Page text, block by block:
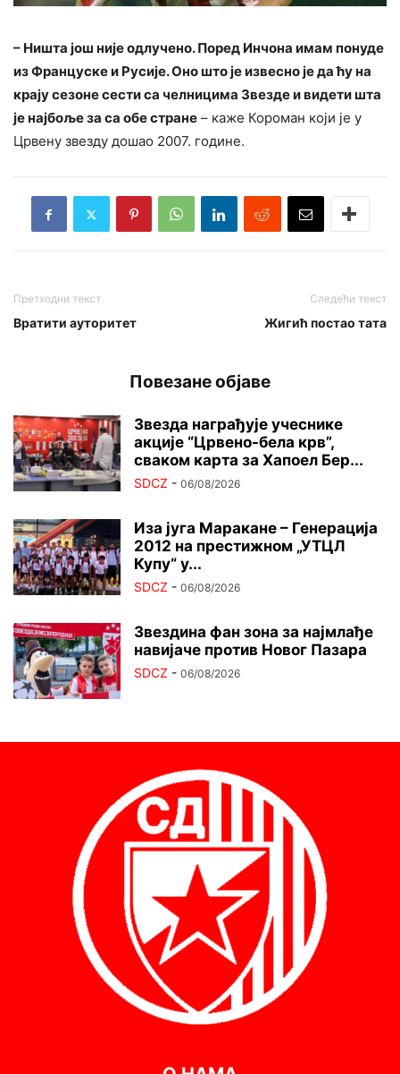
– Ништа још није одлучено. Поред Инчона имам понуде
из Француске и Русије. Оно што је извесно је да ћу на
крају сезоне сести са челницима Звезде и видети шта
је најбоље за са обе стране – каже Короман који је у
Црвену звезду дошао 2007. године.
Претходни текст
Вратити ауторитет
Следећи текст
Жигић постао тата
Повезане објаве
Звезда награђује учеснике
акције “Црвено-бела крв”,
сваком карта за Хапоел Бер...
SDCZ - 06/08/2026
Иза југа Маракане – Генерација
2012 на престижном „УТЦЛ
Купу“ у...
SDCZ - 06/08/2026
Звездина фан зона за најмлађе
навијаче против Новог Пазара
SDCZ - 06/08/2026